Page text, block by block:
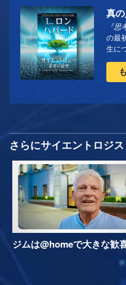
真
『思
の最
生に
さらにサイエントロジ
ジムは@homeで大きな歓